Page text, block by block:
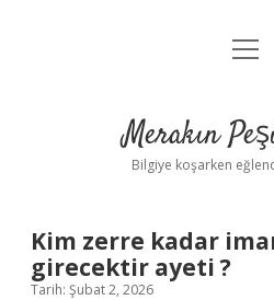
Anasayfa
Yasal
Merakın
Bilgiye koşarken
Kim zerre kadar
girecektir ayeti ?
Tarih: Şubat 2, 2026